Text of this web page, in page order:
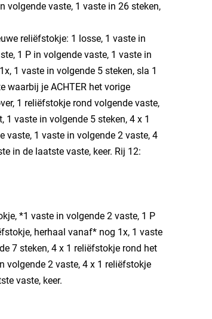
volgende vaste, 1 vaste in 26 steken,
reliëfstokje: 1 losse, 1 vaste in
1 P in volgende vaste, 1 vaste in
1 vaste in volgende 5 steken, sla 1
waarbij je ACHTER het vorige
1 reliëfstokje rond volgende vaste,
vaste in volgende 5 steken, 4 x 1
vaste, 1 vaste in volgende 2 vaste, 4
in de laatste vaste, keer. Rij 12:
*1 vaste in volgende 2 vaste, 1 P
herhaal vanaf* nog 1x, 1 vaste
7 steken, 4 x 1 reliëfstokje rond het
volgende 2 vaste, 4 x 1 reliëfstokje
vaste, keer.